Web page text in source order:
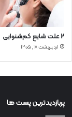
۲ علت شایع‌ کم‌شنوایی
اردیبهشت ۱۸, ۱۴۰۵
پربازدیدترین پست ها